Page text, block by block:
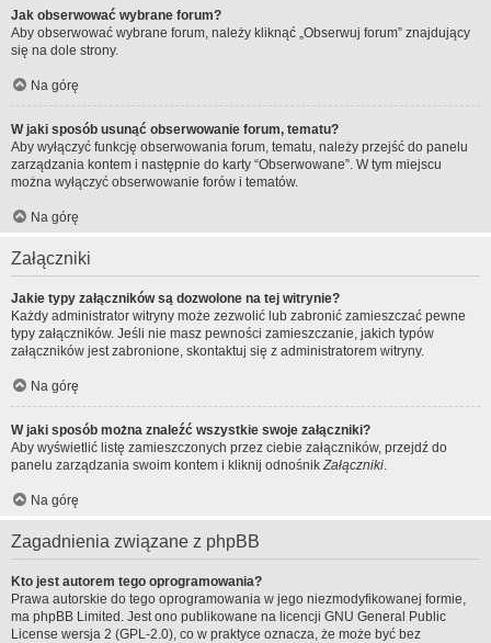
Jak obserwować wybrane forum?
Aby obserwować wybrane forum, należy kliknąć „Obserwuj forum” znajdujący
się na dole strony.
Na górę
W jaki sposób usunąć obserwowanie forum, tematu?
Aby wyłączyć funkcję obserwowania forum, tematu, należy przejść do panelu
zarządzania kontem i następnie do karty “Obserwowane”. W tym miejscu
można wyłączyć obserwowanie forów i tematów.
Na górę
Załączniki
Jakie typy załączników są dozwolone na tej witrynie?
Każdy administrator witryny może zezwolić lub zabronić zamieszczać pewne
typy załączników. Jeśli nie masz pewności zamieszczanie, jakich typów
załączników jest zabronione, skontaktuj się z administratorem witryny.
Na górę
W jaki sposób można znaleźć wszystkie swoje załączniki?
Aby wyświetlić listę zamieszczonych przez ciebie załączników, przejdź do
panelu zarządzania swoim kontem i kliknij odnośnikZałączniki.
Na górę
Zagadnienia związane z phpBB
Kto jest autorem tego oprogramowania?
Prawa autorskie do tego oprogramowania w jego niezmodyfikowanej formie,
ma phpBB Limited . Jest ono publikowane na licencji GNU General Public
License wersja 2 (GPL-2.0), co w praktyce oznacza, że może być bez